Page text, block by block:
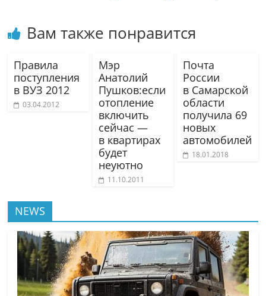
Вам также понравится
Правила
поступления
в ВУЗ 2012
03.04.2012
Мэр
Анатолий
Пушков:если
отопление
включить
сейчас —
в квартирах
будет
неуютно
11.10.2011
Почта
России
в Самарской
области
получила 69
новых
автомобилей
18.01.2018
NEWS